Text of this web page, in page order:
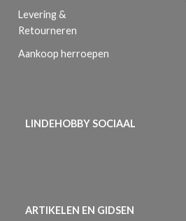
Levering &
Retourneren
Aankoop herroepen
LINDEHOBBY SOCIAAL
ARTIKELEN EN GIDSEN